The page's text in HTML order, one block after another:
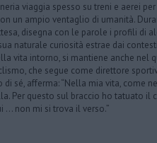
viaggia spesso su treni e aerei
un ampio ventaglio di umanità.
disegna con le parole i profili di
naturale curiosità estrae dai
vita intorno, si mantiene anche nel
che segue come direttore
di sé, afferma: “Nella mia vita, come
Per questo sul braccio ho tatuato il
… non mi si trova il verso.”